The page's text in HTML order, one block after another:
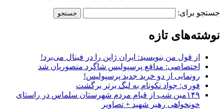
جستجو برای:
نوشته‌های تازه
از قول من بنویسید: ایران ژاپن را در فینال می‌برد!
اختصاصی: مدافع پرسپولیس شاگرد منصوریان شد
رونمایی از دو خرید جدید پرسپولیس!
فوری: جواد نکونام به لیگ برتر برگشت
۱۴۹مین شب از قیام مردم شهرستان سلماس در راستای
خونخواهی رهبر شهید + تصاویر